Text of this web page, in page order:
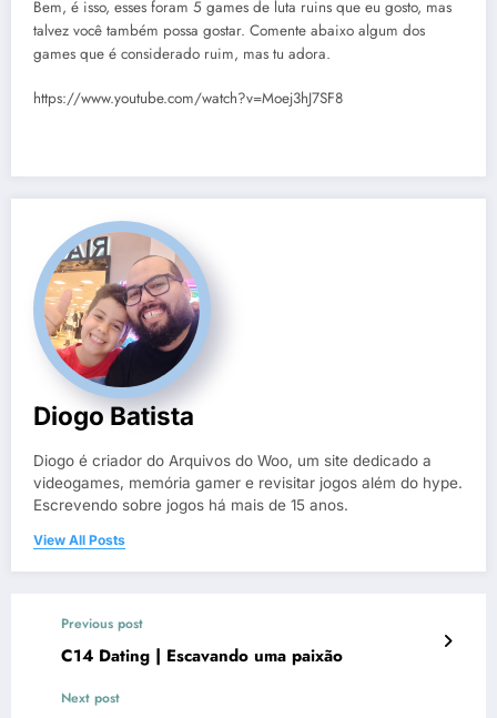
Bem, é isso, esses foram 5 games de luta ruins que eu gosto, mas
talvez você também possa gostar. Comente abaixo algum dos
games que é considerado ruim, mas tu adora.
https://www.youtube.com/watch?v=Moej3hJ7SF8
Diogo Batista
Diogo é criador do Arquivos do Woo, um site dedicado a
videogames, memória gamer e revisitar jogos além do hype.
Escrevendo sobre jogos há mais de 15 anos.
View All Posts
Previous post
C14 Dating | Escavando uma paixão
Next post